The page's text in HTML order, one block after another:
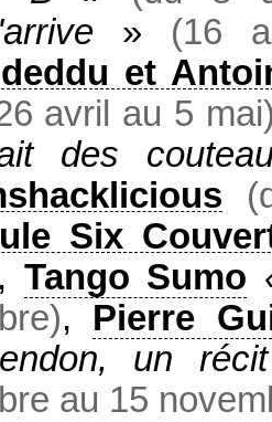
» (16
et
avril au 5
des
Six
, Tango Sumo
, Pierre
un
au 15